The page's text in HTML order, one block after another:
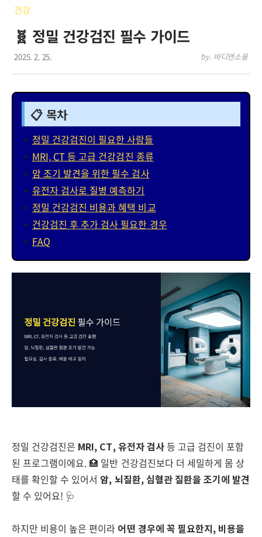
건강
🧬 정밀 건강검진 필수 가이드
2025. 2. 25. by. 바디앤소울
📋 목차
정밀 건강검진이 필요한 사람들
MRI, CT 등 고급 건강검진 종류
암 조기 발견을 위한 필수 검사
유전자 검사로 질병 예측하기
정밀 건강검진 비용과 혜택 비교
건강검진 후 추가 검사 필요한 경우
FAQ
정밀 건강검진은 MRI, CT, 유전자 검사등 고급 검진이 포함
된 프로그램이에요. 🏥 일반 건강검진보다 더 세밀하게 몸 상
태를 확인할 수 있어서 암, 뇌질환, 심혈관 질환을 조기에 발견
할 수 있어요! 🩺
하지만 비용이 높은 편이라 어떤 경우에 꼭 필요한지, 비용을